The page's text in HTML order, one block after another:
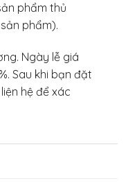
phẩm thủ
phẩm).
Ngày lễ giá
Sau khi bạn đặt
hệ để xác